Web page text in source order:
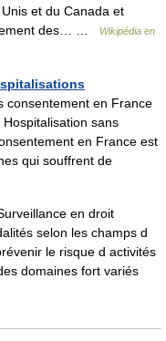
et du Canada et
des… …
Wikipédia en
en France
sans
en France est
qui souffrent de
en droit
selon les champs d
le risque d activités
domaines fort variés